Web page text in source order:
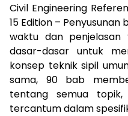
Civil Engineering
15 Edition – Penyusunan
waktu dan penjelasan
dasar-dasar untuk
konsep teknik sipil
sama, 90 bab
tentang semua
tercantum dalam